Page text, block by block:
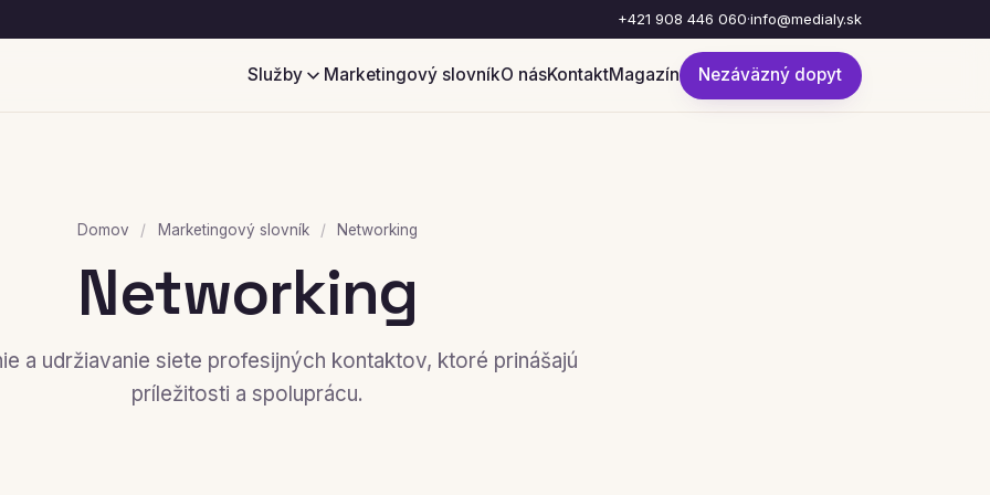
+421 908 446 060·info@medialy.sk
Služby Marketingový slovníkO násKontaktMagazín Nezáväzný dopyt
Domov / Marketingový slovník / Networking
Networking
a udržiavanie siete profesijných kontaktov, ktoré prinášajú
príležitosti a spoluprácu.